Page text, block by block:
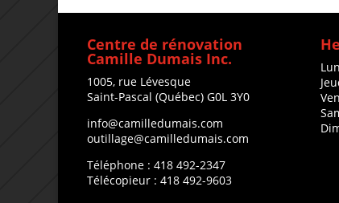
Centre de rénovation
Camille Dumais Inc.
1005, rue Lévesque
Saint-Pascal (Québec) G0L 3Y0
info@camilledumais.com
outillage@camilledumais.com
Téléphone : 418 492-2347
Télécopieur : 418 492-9603